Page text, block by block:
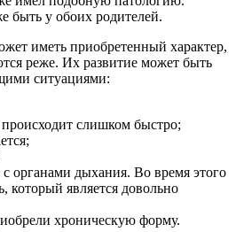
быть у обоих родителей.
иметь приобретенный характер,
реже. Их развитие может быть
ситуациями:
происходит слишком быстро;
с органами дыхания. Во время этого
который является довольно
хроническую форму.